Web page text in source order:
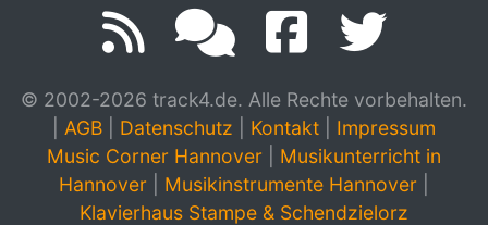
© 2002-2026 track4.de. Alle Rechte vorbehalten.
AGB Datenschutz Kontakt
Impressum
Music Corner Hannover
Musikunterricht in
Hannover
Musikinstrumente Hannover
Klavierhaus Stampe & Schendzielorz